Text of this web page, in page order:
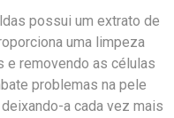
possui um extrato de
uma limpeza
e removendo as células
problemas na pele
a cada vez mais